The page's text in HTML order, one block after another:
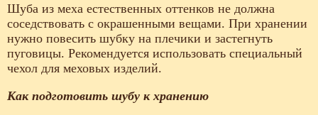
Шуба из меха естественных оттенков не должна
соседствовать с окрашенными вещами. При хранении
нужно повесить шубку на плечики и застегнуть
пуговицы. Рекомендуется использовать специальный
чехол для меховых изделий.
Как подготовить шубу к хранению